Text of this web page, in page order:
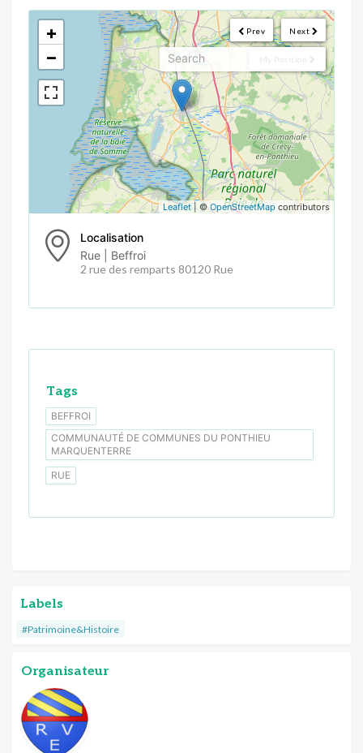
Next
Prev
My Position
<!---->
+
−
Leaflet| ©OpenStreetMap contributors
Localisation
Rue | Beffroi
2 rue des remparts 80120 Rue
Tags
BEFFROI
COMMUNAUTÉ DE COMMUNES DU PONTHIEU
MARQUENTERRE
RUE
Labels
#Patrimoine&Histoire
Organisateur